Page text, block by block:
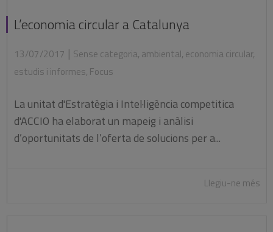
L’economia circular a Catalunya
13/07/2017 | Sense categoria, ambiental, economia circular,
estudis i informes, Focus
La unitat d'Estratègia i Intel·ligència competitica
d'ACCIO ha elaborat un mapeig i anàlisi
d’oportunitats de l’oferta de solucions per a...
Llegiu-ne més